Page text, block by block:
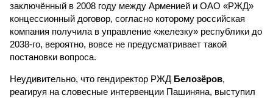
заключённый в 2008 году между Арменией и ОАО «РЖД»
концессионный договор, согласно которому российская
компания получила в управление «железку» республики до
2038-го, вероятно, вовсе не предусматривает такой
постановки вопроса.
Неудивительно, что гендиректор РЖД Белозёров,
реагируя на словесные интервенции Пашиняна, выступил